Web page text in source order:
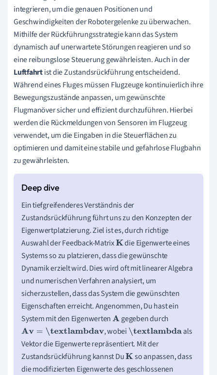
integrieren, um die genauen Positionen und
Geschwindigkeiten der Robotergelenke zu überwachen.
Mithilfe der Rückführungsstrategie kann das System
dynamisch auf unerwartete Störungen reagieren und so
eine reibungslose Steuerung gewährleisten. Auch in der
Luftfahrtist die Zustandsrückführung entscheidend.
Während eines Fluges müssen Flugzeuge kontinuierlich ihre
Bewegungszustände anpassen, um gewünschte
Flugmanöver sicher und effizient durchzuführen. Hierbei
werden die Rückmeldungen von Sensoren im Flugzeug
verwendet, um die Eingaben in die Steuerflächen zu
optimieren und damit eine stabile und gefahrlose Flugbahn
zu gewährleisten.
Ein tiefgreifenderes Verständnis der
Zustandsrückführung führt uns zu den Konzepten der
Eigenwertplatzierung. Ziel ist es, durch richtige
Auswahl der Feedback-MatrixK die Eigenwerte eines
Systems so zu platzieren, dass die gewünschte
Dynamik erzielt wird. Dies wird oft mit linearer Algebra
und numerischen Verfahren analysiert, um
sicherzustellen, dass das System die gewünschten
Eigenschaften erreicht. Angenommen, Du hast ein
System mit den EigenwertenA gegeben durch
Av=\textlambdav , wobei \textlambda
als
Vektor die Eigenwerte repräsentiert. Mit der
Zustandsrückführung kannst DuK so anpassen, dass
die modifizierten Eigenwerte des geschlossenen